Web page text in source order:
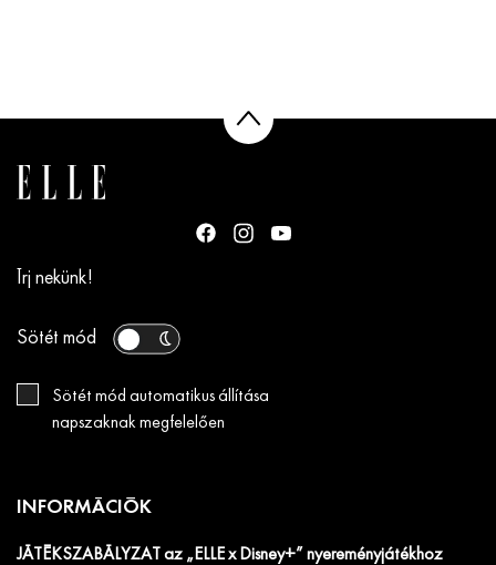
Írj nekünk!
Sötét mód
Sötét mód automatikus állítása
napszaknak megfelelően
INFORMÁCIÓK
JÁTÉKSZABÁLYZAT az „ELLE x Disney+” nyereményjátékhoz